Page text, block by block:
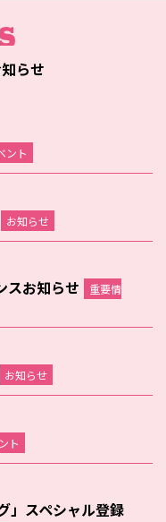
らせ
ント
お知らせ
スお知らせ
重要情
お知らせ
ト
」スペシャル登録